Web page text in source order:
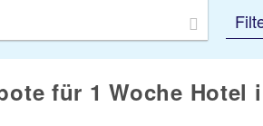
für 1 Woche Hotel